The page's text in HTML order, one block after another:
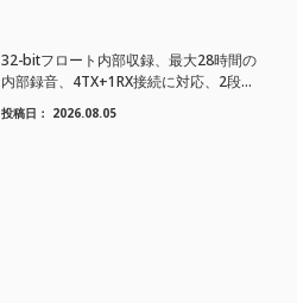
32-bitフロート内部収録、最大28時間の
内部録音、4TX+1RX接続に対応、2段階
AIノイズキャンセリング搭載｜コンパク
トワイヤレスマイク DJI Mic Mini 2S 登場
投稿日： 2026.08.05